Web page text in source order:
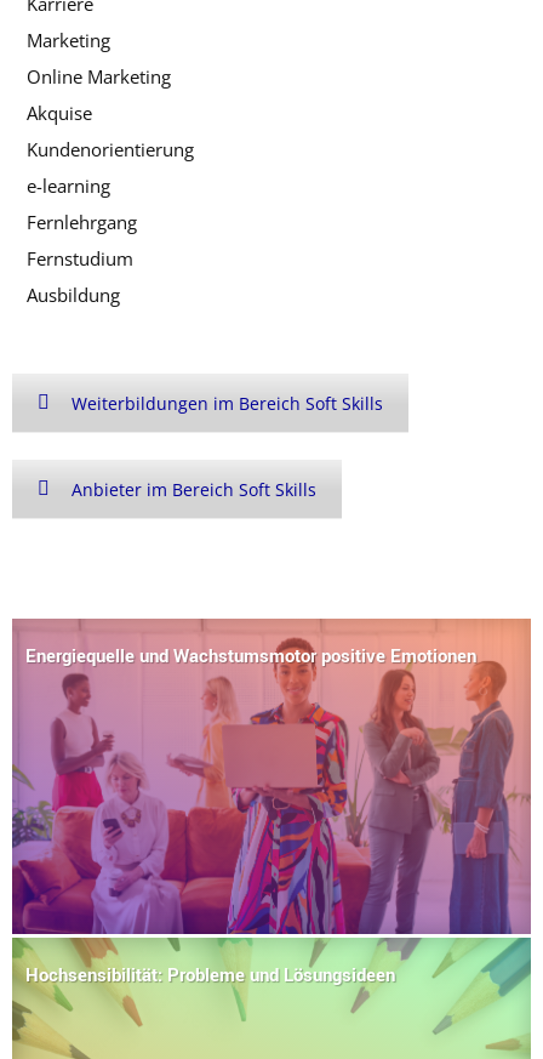
Marketing
Online Marketing
Akquise
Kundenorientierung
e-learning
Fernlehrgang
Fernstudium
Ausbildung
Weiterbildungen im Bereich Soft Skills
Anbieter im Bereich Soft Skills
Energiequelle und Wachstumsmotor positive Emotionen
Hochsensibilität: Probleme und Lösungsideen